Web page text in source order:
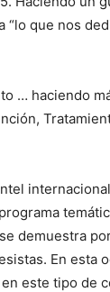
“lo que nos
… haciendo
demuestra
En esta
este tipo de